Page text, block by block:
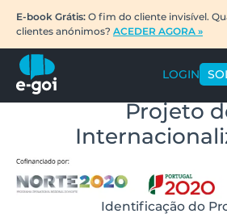
E-book Grátis: O fim do cliente invisível.
clientes anónimos? ACEDER AGORA »
LOGIN
Projeto
Identificação do